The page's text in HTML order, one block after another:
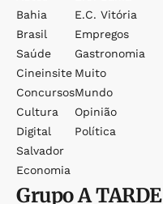
Bahia
Brasil
Saúde
Cineinsite
Concursos
Cultura
Digital
Salvador
Economia
E.c. Vitória
Empregos
Gastronomia
Muito
Mundo
Opinião
Política
GrupoA TARDE